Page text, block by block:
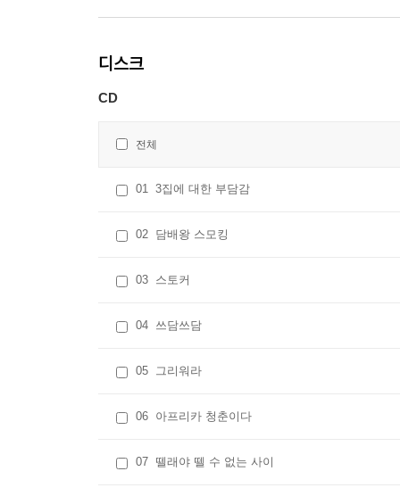
디스크
CD
전체
01 3집에 대한 부담감
02 담배왕 스모킹
03 스토커
04 쓰담쓰담
05 그리워라
06 아프리카 청춘이다
07 뗄래야 뗄 수 없는 사이